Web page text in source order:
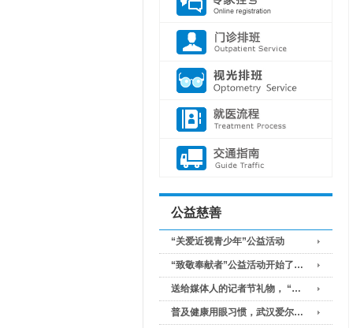
公益慈善
“关爱近视青少年”公益活动
“致敬奉献者”公益活动开始了…
送给媒体人的记者节礼物， “…
普及健康用眼习惯，武汉爱尔…